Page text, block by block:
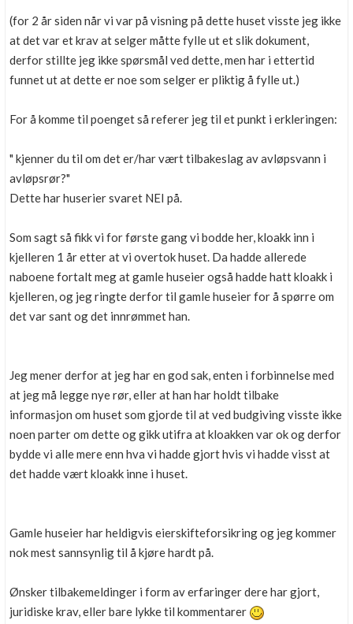
(for 2 år siden når vi var på visning på dette huset visste jeg ikke
at det var et krav at selger måtte fylle ut et slik dokument,
derfor stillte jeg ikke spørsmål ved dette, men har i ettertid
funnet ut at dette er noe som selger er pliktig å fylle ut.)
For å komme til poenget så referer jeg til et punkt i erkleringen:
" kjenner du til om det er/har vært tilbakeslag av avløpsvann i
avløpsrør?"
Dette har huserier svaret NEI på.
Som sagt så fikk vi for første gang vi bodde her, kloakk inn i
kjelleren 1 år etter at vi overtok huset. Da hadde allerede
naboene fortalt meg at gamle huseier også hadde hatt kloakk i
kjelleren, og jeg ringte derfor til gamle huseier for å spørre om
det var sant og det innrømmet han.
Jeg mener derfor at jeg har en god sak, enten i forbinnelse med
at jeg må legge nye rør, eller at han har holdt tilbake
informasjon om huset som gjorde til at ved budgiving visste ikke
noen parter om dette og gikk utifra at kloakken var ok og derfor
bydde vi alle mere enn hva vi hadde gjort hvis vi hadde visst at
det hadde vært kloakk inne i huset.
Gamle huseier har heldigvis eierskifteforsikring og jeg kommer
nok mest sannsynlig til å kjøre hardt på.
Ønsker tilbakemeldinger i form av erfaringer dere har gjort,
juridiske krav, eller bare lykke til kommentarer